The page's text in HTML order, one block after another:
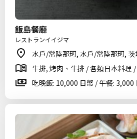
飯島餐廳
レストランイイジマ
水戶/常陸那珂, 水戶/常陸那珂, 茨
牛排, 烤肉、牛排 / 各類日本料理
吃晚飯: 10,000 日幣 / 午餐: 3,000